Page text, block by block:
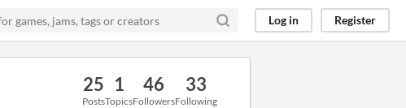
Log in Register
25
Posts
1
Topics
46
Followers
33
Following